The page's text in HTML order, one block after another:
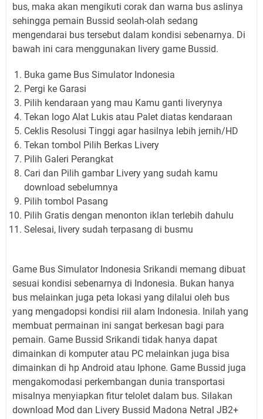
bus, maka akan mengikuti corak dan warna bus aslinya
sehingga pemain Bussid seolah-olah sedang
mengendarai bus tersebut dalam kondisi sebenarnya. Di
bawah ini cara menggunakan livery game Bussid.
Buka game Bus Simulator Indonesia
Pergi ke Garasi
Pilih kendaraan yang mau Kamu ganti liverynya
Tekan logo Alat Lukis atau Palet diatas kendaraan
Ceklis Resolusi Tinggi agar hasilnya lebih jernih/HD
Tekan tombol Pilih Berkas Livery
Pilih Galeri Perangkat
Cari dan Pilih gambar Livery yang sudah kamu
download sebelumnya
Pilih tombol Pasang
Pilih Gratis dengan menonton iklan terlebih dahulu
Selesai, livery sudah terpasang di busmu
Game Bus Simulator Indonesia Srikandi memang dibuat
sesuai kondisi sebenarnya di Indonesia. Bukan hanya
bus melainkan juga peta lokasi yang dilalui oleh bus
yang mengadopsi kondisi riil alam Indonesia. Inilah yang
membuat permainan ini sangat berkesan bagi para
pemain. Game Bussid Srikandi tidak hanya dapat
dimainkan di komputer atau PC melainkan juga bisa
dimainkan di hp Android atau Iphone. Game Bussid juga
mengakomodasi perkembangan dunia transportasi
misalnya menyiapkan fitur telolet dalam bus. Silakan
download Mod dan Livery Bussid Madona Netral JB2+